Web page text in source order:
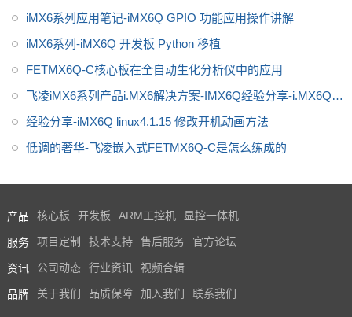
iMX6系列应用笔记-iMX6Q GPIO 功能应用操作讲解
iMX6系列-iMX6Q 开发板 Python 移植
FETMX6Q-C核心板在全自动生化分析仪中的应用
飞凌iMX6系列产品i.MX6解决方案-IMX6Q经验分享-i.MX6Q系
列常见问题解决
经验分享-iMX6Q linux4.1.15 修改开机动画方法
低调的奢华-飞凌嵌入式FETMX6Q-C是怎么练成的
产品 核心板 开发板 ARM工控机 显控一体机
服务 项目定制 技术支持 售后服务 官方论坛
资讯 公司动态 行业资讯 视频合辑
品牌 关于我们 品质保障 加入我们 联系我们